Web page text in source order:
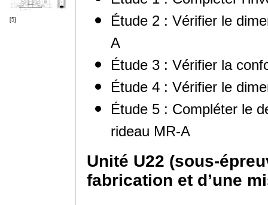
[5]
Étude 2 : Vérifier le
A
Étude 3 : Vérifier la
Étude 4 : Vérifier le
Étude 5 : Compléter le
rideau MR-A
Unité U22 (sous-
fabrication et d’une